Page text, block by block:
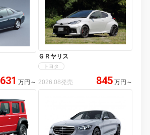
631 万円 ～
ＧＲヤリス
トヨタ
2026.08発売 845 万円 ～